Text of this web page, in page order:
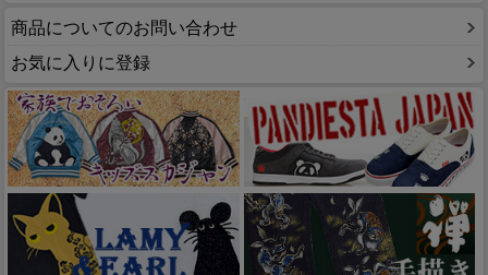
商品についてのお問い合わせ
お気に入りに登録